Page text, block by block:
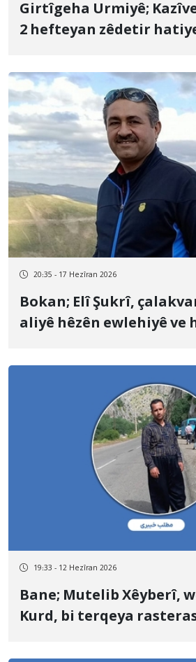
Girtîgeha Urmiyê;
2 hefteyan zêdetir
berdewam dike
20:35 - 17 Hezîran 2026
Bokan; Elî Şukrî,
aliyê hêzên ewlehiyê ve
19:33 - 12 Hezîran 2026
Bane; Mutelib Xêyberî,
Kurd, bi terqeya